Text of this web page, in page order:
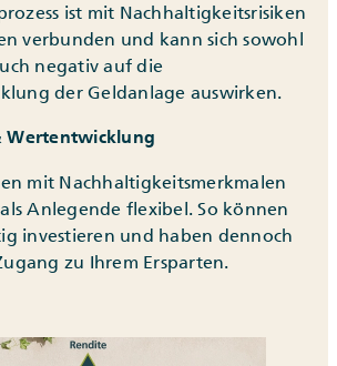
ist mit Nachhaltigkeitsrisiken
verbunden und kann sich sowohl
negativ auf die
der Geldanlage auswirken.
Wertentwicklung
mit Nachhaltigkeitsmerkmalen
Anlegende flexibel. So können
investieren und haben dennoch
zu Ihrem Ersparten.